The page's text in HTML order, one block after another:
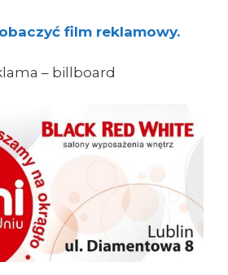
film reklamowy.
– billboard